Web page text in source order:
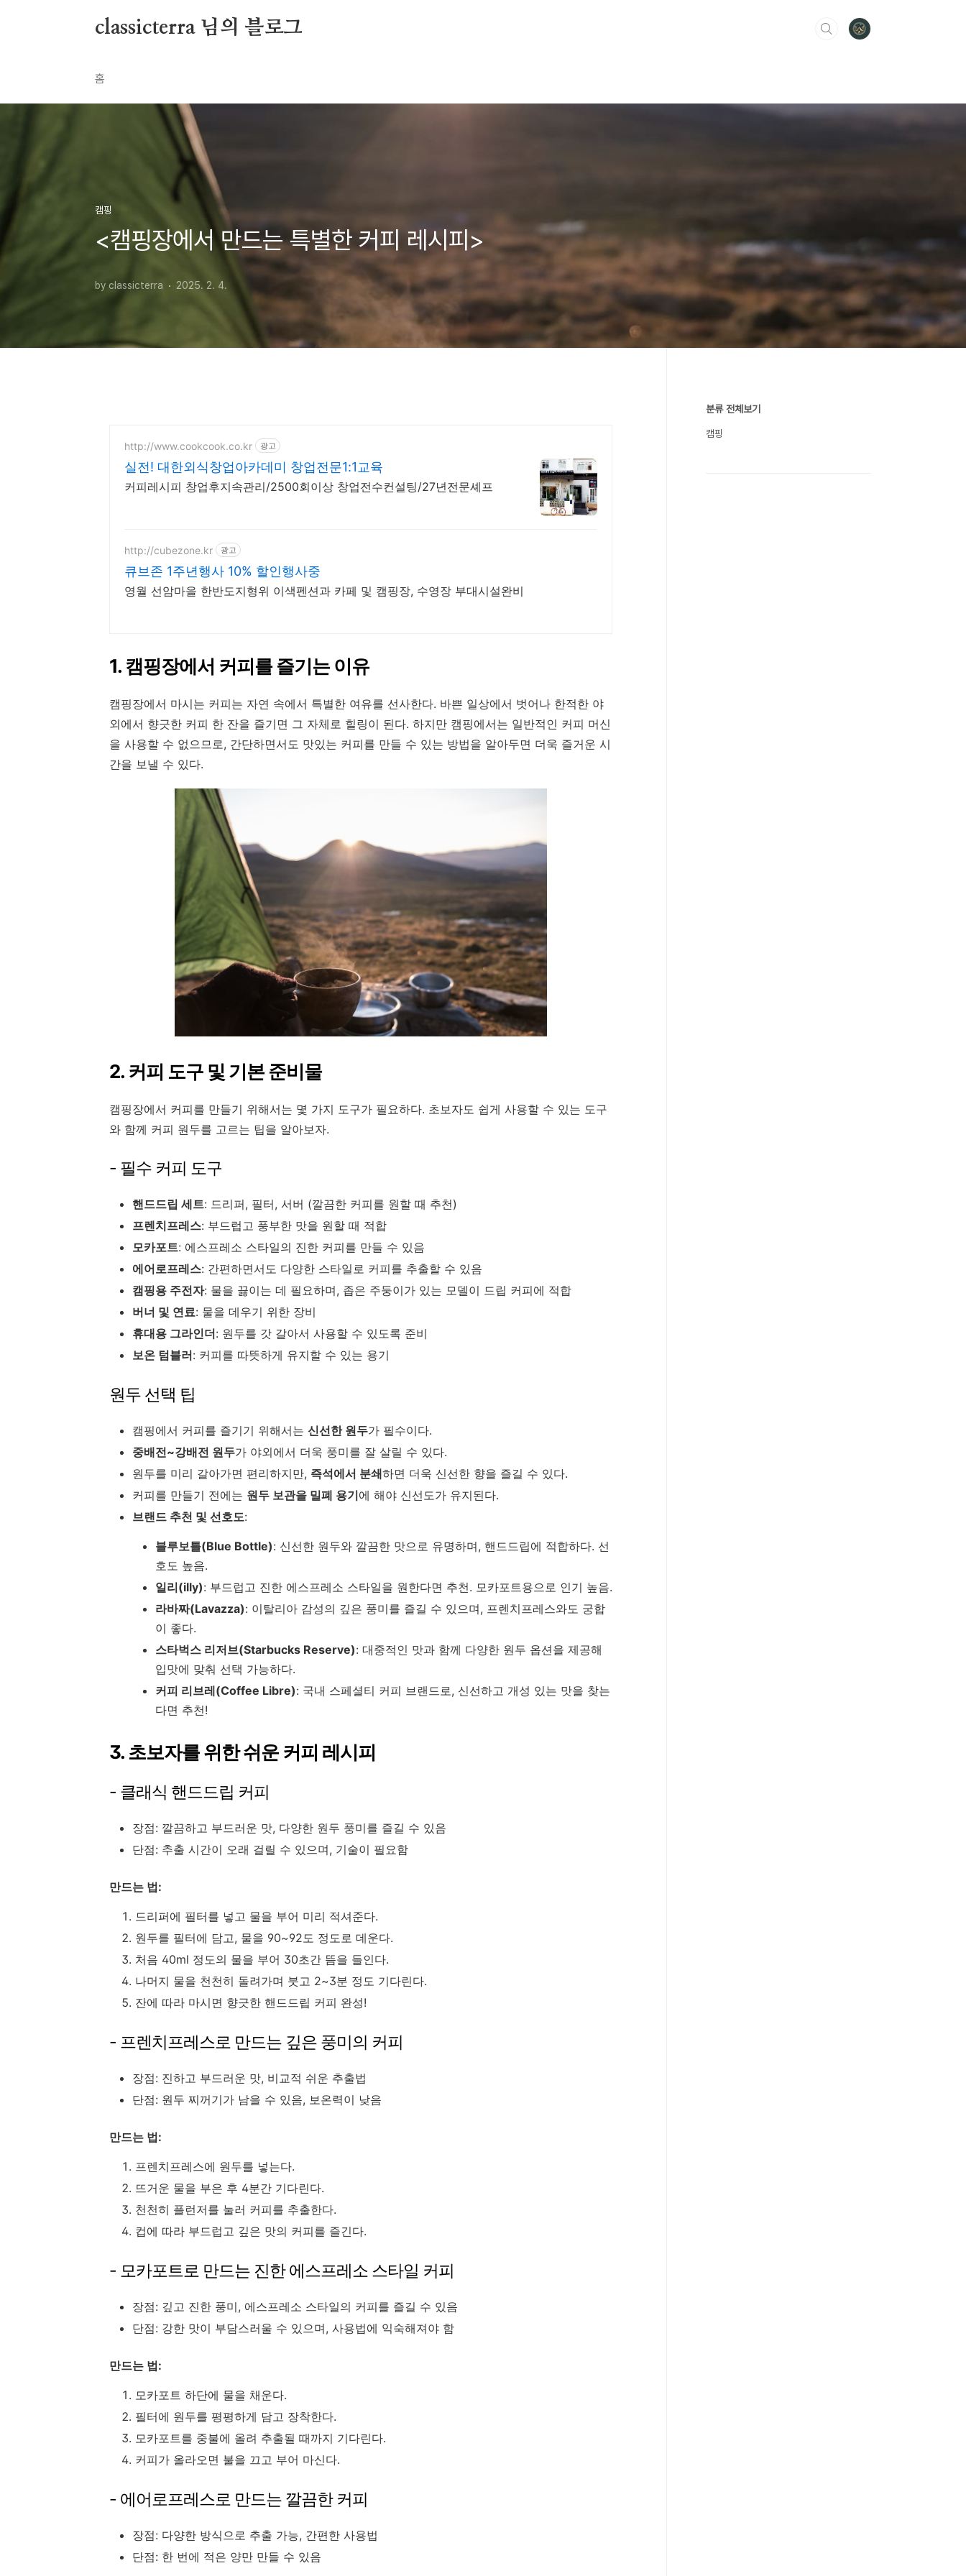
classicterra 님의 블로그
홈
캠핑
<캠핑장에서 만드는 특별한 커피 레시피>
by classicterra 2025. 2. 4.
http://www.cookcook.co.kr 광고
실전! 대한외식창업아카데미 창업전문1:1교육
커피레시피 창업후지속관리/2500회이상 창업전수컨설팅/27년전문셰프
http://cubezone.kr 광고
큐브존 1주년행사 10% 할인행사중
영월 선암마을 한반도지형위 이색펜션과 카페 및 캠핑장, 수영장 부대시설완비
1. 캠핑장에서 커피를 즐기는 이유
캠핑장에서 마시는 커피는 자연 속에서 특별한 여유를 선사한다. 바쁜 일상에서 벗어나 한적한 야
외에서 향긋한 커피 한 잔을 즐기면 그 자체로 힐링이 된다. 하지만 캠핑에서는 일반적인 커피 머신
을 사용할 수 없으므로, 간단하면서도 맛있는 커피를 만들 수 있는 방법을 알아두면 더욱 즐거운 시
간을 보낼 수 있다.
2. 커피 도구 및 기본 준비물
캠핑장에서 커피를 만들기 위해서는 몇 가지 도구가 필요하다. 초보자도 쉽게 사용할 수 있는 도구
와 함께 커피 원두를 고르는 팁을 알아보자.
- 필수 커피 도구
핸드드립 세트: 드리퍼, 필터, 서버 (깔끔한 커피를 원할 때 추천)
프렌치프레스: 부드럽고 풍부한 맛을 원할 때 적합
모카포트: 에스프레소 스타일의 진한 커피를 만들 수 있음
에어로프레스: 간편하면서도 다양한 스타일로 커피를 추출할 수 있음
캠핑용 주전자: 물을 끓이는 데 필요하며, 좁은 주둥이가 있는 모델이 드립 커피에 적합
버너 및 연료: 물을 데우기 위한 장비
휴대용 그라인더: 원두를 갓 갈아서 사용할 수 있도록 준비
보온 텀블러: 커피를 따뜻하게 유지할 수 있는 용기
원두 선택 팁
캠핑에서 커피를 즐기기 위해서는 신선한 원두가 필수이다.
중배전~강배전 원두가 야외에서 더욱 풍미를 잘 살릴 수 있다.
원두를 미리 갈아가면 편리하지만, 즉석에서 분쇄하면 더욱 신선한 향을 즐길 수 있다.
커피를 만들기 전에는 원두 보관을 밀폐 용기에 해야 신선도가 유지된다.
브랜드 추천 및 선호도:
블루보틀(Blue Bottle): 신선한 원두와 깔끔한 맛으로 유명하며, 핸드드립에 적합하다. 선
호도 높음.
일리(illy): 부드럽고 진한 에스프레소 스타일을 원한다면 추천. 모카포트용으로 인기 높음.
라바짜(Lavazza): 이탈리아 감성의 깊은 풍미를 즐길 수 있으며, 프렌치프레스와도 궁합
이 좋다.
스타벅스 리저브(Starbucks Reserve): 대중적인 맛과 함께 다양한 원두 옵션을 제공해
입맛에 맞춰 선택 가능하다.
커피 리브레(Coffee Libre): 국내 스페셜티 커피 브랜드로, 신선하고 개성 있는 맛을 찾는
다면 추천!
3. 초보자를 위한 쉬운 커피 레시피
- 클래식 핸드드립 커피
장점: 깔끔하고 부드러운 맛, 다양한 원두 풍미를 즐길 수 있음
단점: 추출 시간이 오래 걸릴 수 있으며, 기술이 필요함
만드는 법:
드리퍼에 필터를 넣고 물을 부어 미리 적셔준다.
원두를 필터에 담고, 물을 90~92도 정도로 데운다.
처음 40ml 정도의 물을 부어 30초간 뜸을 들인다.
나머지 물을 천천히 돌려가며 붓고 2~3분 정도 기다린다.
잔에 따라 마시면 향긋한 핸드드립 커피 완성!
- 프렌치프레스로 만드는 깊은 풍미의 커피
장점: 진하고 부드러운 맛, 비교적 쉬운 추출법
단점: 원두 찌꺼기가 남을 수 있음, 보온력이 낮음
만드는 법:
프렌치프레스에 원두를 넣는다.
뜨거운 물을 부은 후 4분간 기다린다.
천천히 플런저를 눌러 커피를 추출한다.
컵에 따라 부드럽고 깊은 맛의 커피를 즐긴다.
- 모카포트로 만드는 진한 에스프레소 스타일 커피
장점: 깊고 진한 풍미, 에스프레소 스타일의 커피를 즐길 수 있음
단점: 강한 맛이 부담스러울 수 있으며, 사용법에 익숙해져야 함
만드는 법:
모카포트 하단에 물을 채운다.
필터에 원두를 평평하게 담고 장착한다.
모카포트를 중불에 올려 추출될 때까지 기다린다.
커피가 올라오면 불을 끄고 부어 마신다.
- 에어로프레스로 만드는 깔끔한 커피
장점: 다양한 방식으로 추출 가능, 간편한 사용법
단점: 한 번에 적은 양만 만들 수 있음
분류 전체보기
캠핑